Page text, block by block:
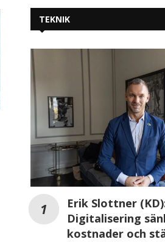
Hogia växer kraftigt i molnet och
gör vinst...
2026-07-09
TEKNIK
Erik Slottner
Digitalisering
kostnader och